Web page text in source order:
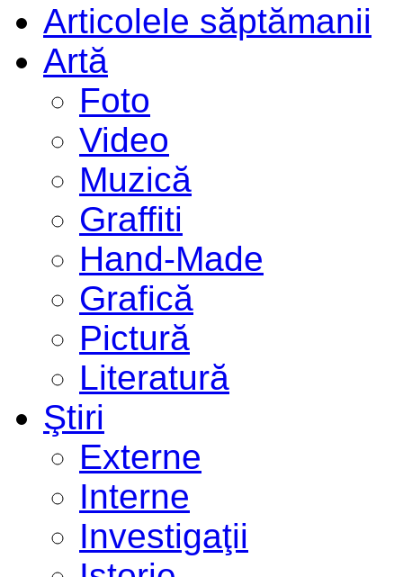
Articolele săptămanii
Artă
Foto
Video
Muzică
Graffiti
Hand-Made
Grafică
Pictură
Literatură
Ştiri
Externe
Interne
Investigaţii